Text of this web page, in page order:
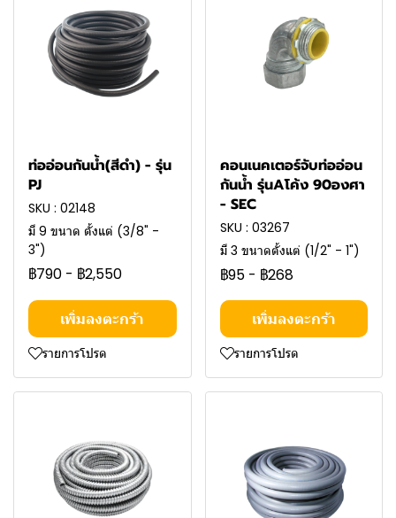
ท่ออ่อนกันน้ำ(สีดำ) - รุ่น
PJ
SKU : 02148
มี 9 ขนาด ตั้งแต่ (3/8" -
3")
฿790 - ฿2,550
เพิ่มลงตะกร้า
รายการโปรด
คอนเนคเตอร์จับท่ออ่อน
กันน้ำ รุ่นAโค้ง 90องศา
- SEC
SKU : 03267
มี 3 ขนาดตั้งแต่ (1/2" - 1")
฿95- ฿268
เพิ่มลงตะกร้า
รายการโปรด